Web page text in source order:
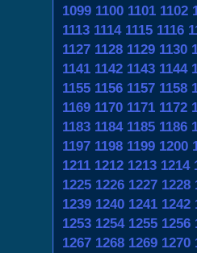
1099 1100 1101 1102
1113 1114 1115 1116
1127 1128 1129 1130
1141 1142 1143 1144
1155 1156 1157 1158
1169 1170 1171 1172
1183 1184 1185 1186
1197 1198 1199 1200
1211 1212 1213 1214
1225 1226 1227 1228
1239 1240 1241 1242
1253 1254 1255 1256
1267 1268 1269 1270